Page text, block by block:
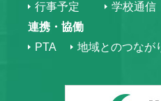
行事予定
学校通信
連携・協働
PTA
地域とのつなが